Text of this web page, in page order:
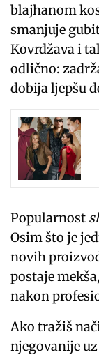
blajhanom
smanjuje
Kovrdžava i
odlično:
dobija ljepšu
Popularnost
Osim što je
novih
postaje
nakon
Ako tražiš
njegovanije